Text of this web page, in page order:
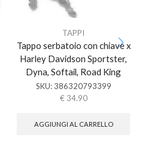
TAPPI
Tappo serbatoio con chiave x
Harley Davidson Sportster,
Dyna, Softail, Road King
SKU: 386320793399
€ 34.90
AGGIUNGI AL CARRELLO